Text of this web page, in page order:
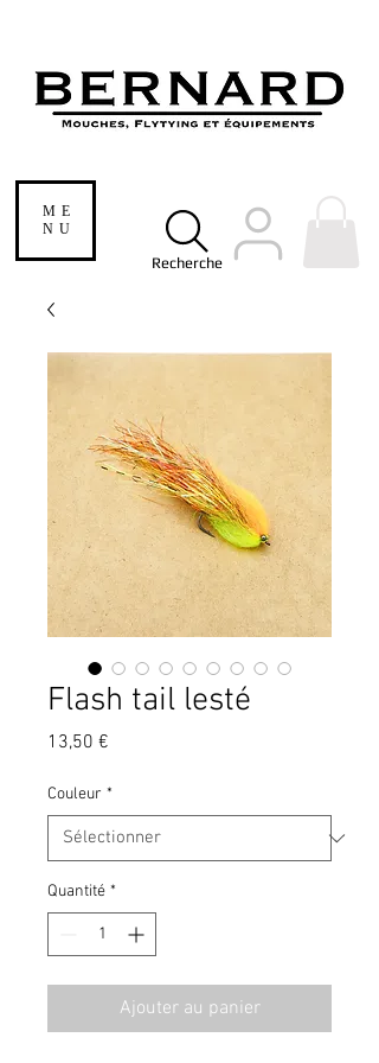
ME
NU
Recherche
Flash tail lesté
13,50 €
Couleur *
Quantité *
Ajouter au panier